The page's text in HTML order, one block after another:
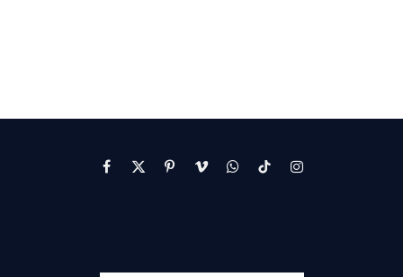
Facebook
X
PinterestVimeoWhatsApp
TikTokInstagram